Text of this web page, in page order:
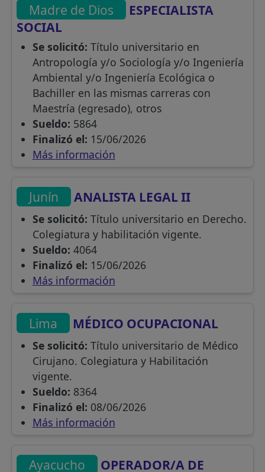
Madre de Dios
ESPECIALISTA
SOCIAL
Se solicitó: Título universitario en
Antropología y/o Sociología y/o Ingeniería
Ambiental y/o Ingeniería Ecológica o
Bachiller en las mismas carreras con
Maestría (egresado), otros
Sueldo: 5864
Finalizó el: 15/06/2026
Más información
Junín ANALISTA LEGAL II
Se solicitó: Título universitario en Derecho.
Colegiatura y habilitación vigente.
Sueldo: 4064
Finalizó el: 15/06/2026
Más información
Lima MÉDICO OCUPACIONAL
Se solicitó: Título universitario de Médico
Cirujano. Colegiatura y Habilitación
vigente.
Sueldo: 8364
Finalizó el: 08/06/2026
Más información
Ayacucho
OPERADOR/A DE